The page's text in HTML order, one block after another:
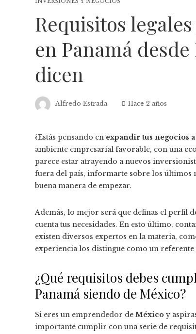
Requisitos
en Panamá
dicen
Alfredo Estrada Hace 2 años
¿Estás pensando en expandir tus negocios
ambiente empresarial favorable, con una
parece estar atrayendo a nuevos
fuera del país, informarte sobre los últimos
buena manera de empezar.
Además, lo mejor será que definas el perfil
cuenta tus necesidades. En esto último,
existen diversos expertos en la materia,
experiencia los distingue como un referente
¿Qué requisitos debes
Panamá siendo de México?
Si eres un emprendedor de México y
importante cumplir con una serie de